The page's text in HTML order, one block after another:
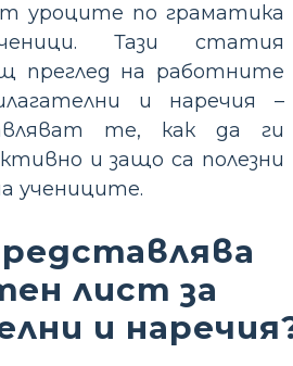
уроците по граматика
Тази статия
преглед на работните
и наречия –
те, как да ги
и защо са полезни
учениците.
лист за
и